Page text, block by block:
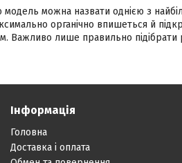
можна назвати однією з
органічно впишеться й
Важливо лише правильно підібрати
Інформація
Головна
Доставка і оплата